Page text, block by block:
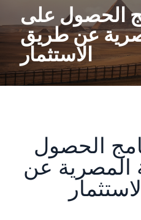
الحصول على
عن طريق
الاستثمار
الحصول
المصرية عن